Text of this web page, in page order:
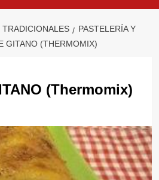
PASTELERÍA Y
GITANO (THERMOMIX)
(Thermomix)